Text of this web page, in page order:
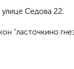
Седова 22.
"ласточкино